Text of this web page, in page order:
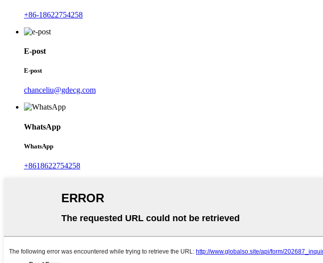
+86-18622754258
E-post
E-post
chanceliu@gdecg.com
WhatsApp
WhatsApp
+8618622754258